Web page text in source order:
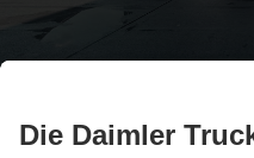
Alle Baureihen